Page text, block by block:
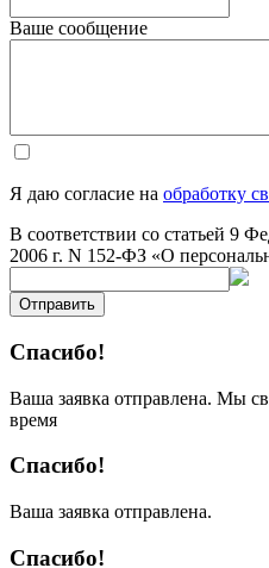
Ваше сообщение
Я даю согласие на обработку
В соответствии со статьей 9
2006 г. N 152-ФЗ «О
Отправить
Спасибо!
Ваша заявка отправлена. Мы
время
Спасибо!
Ваша заявка отправлена.
Спасибо!